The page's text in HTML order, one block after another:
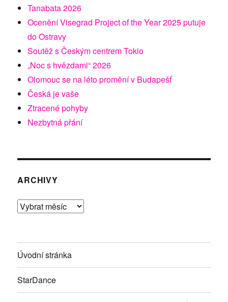
Tanabata 2026
Ocenění Visegrad Project of the Year 2025 putuje
do Ostravy
Soutěž s Českým centrem Tokio
„Noc s hvězdami“ 2026
Olomouc se na léto promění v Budapešť
Česká je vaše
Ztracené pohyby
Nezbytná přání
ARCHIVY
Archivy
Úvodní stránka
StarDance